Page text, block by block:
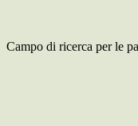
Campo di ricerca per le